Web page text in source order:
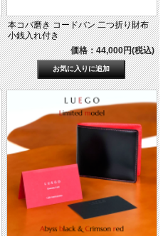
本コバ磨き コードバン 二つ折り財布
小銭入れ付き
価格：44,000円(税込)